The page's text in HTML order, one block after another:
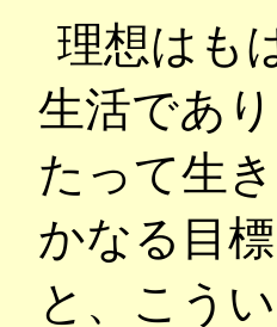
理想はも
生活であ
たって生
かなる目
と、こう